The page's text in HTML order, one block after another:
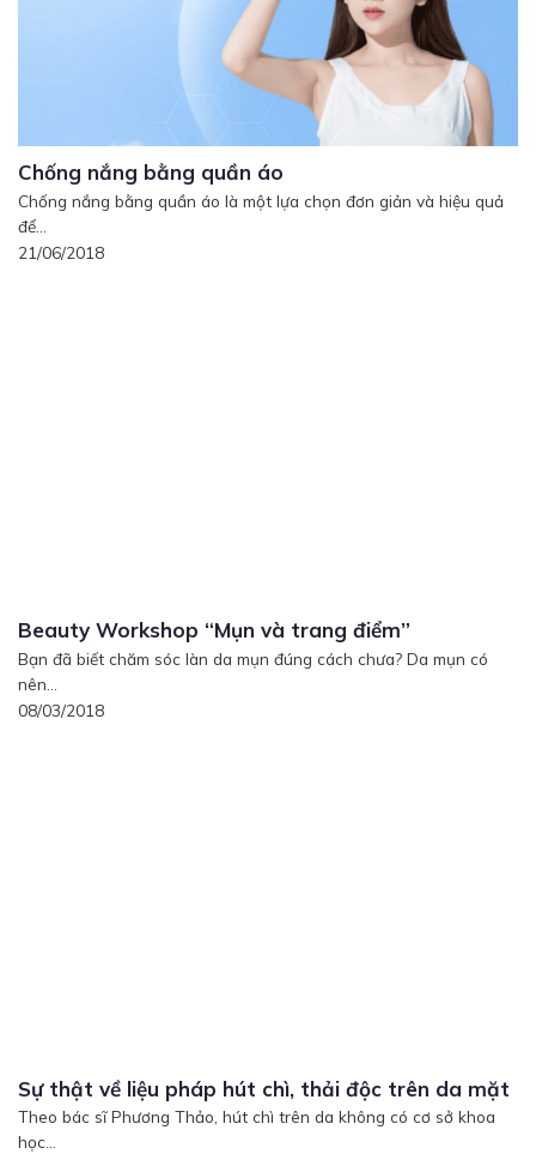
Chống nắng bằng quần áo
Chống nắng bằng quần áo là một lựa chọn đơn giản và hiệu quả
để...
21/06/2018
Beauty Workshop “Mụn và trang điểm”
Bạn đã biết chăm sóc làn da mụn đúng cách chưa? Da mụn có
nên...
08/03/2018
Sự thật về liệu pháp hút chì, thải độc trên da mặt
Theo bác sĩ Phương Thảo, hút chì trên da không có cơ sở khoa
học...